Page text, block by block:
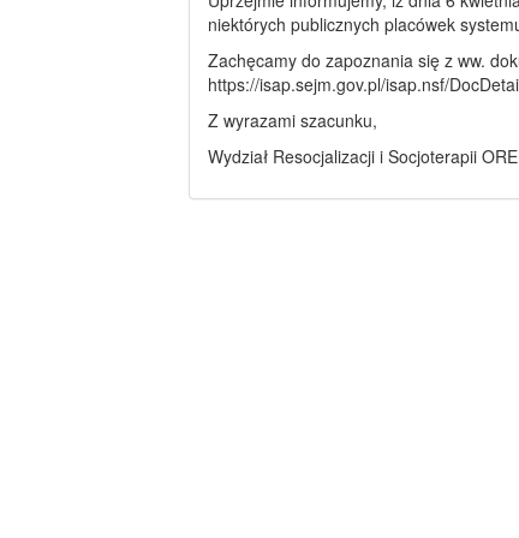
niektórych publicznych placówek
Zachęcamy do zapoznania się z ww.
https://isap.sejm.gov.pl/isap.nsf/
Z wyrazami szacunku,
Wydział Resocjalizacji i Socjoterapii ORE